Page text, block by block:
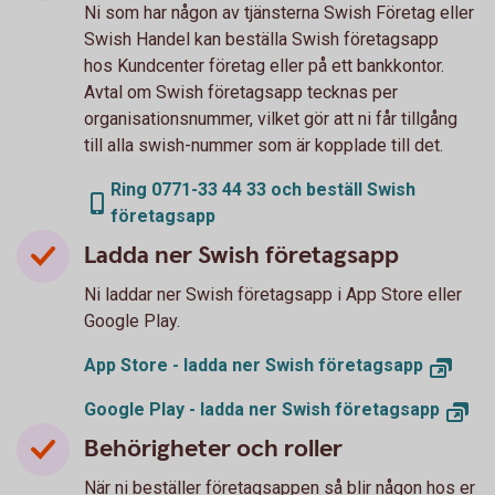
Ni som har någon av tjänsterna Swish Företag eller
Swish Handel kan beställa Swish företagsapp
hos Kundcenter företag eller på ett bankkontor.
Avtal om Swish företagsapp tecknas per
organisationsnummer, vilket gör att ni får tillgång
till alla swish-nummer som är kopplade till det.
Ring 0771-33 44 33 och beställ Swish
företagsapp
Ladda ner Swish företagsapp
Ni laddar ner Swish företagsapp i App Store eller
Google Play.
App Store - ladda ner Swish företagsapp
Google Play - ladda ner Swish företagsapp
Behörigheter och roller
När ni beställer företagsappen så blir någon hos er